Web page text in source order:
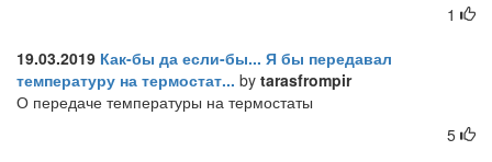
1
19.03.2019 Как-бы да если-бы... Я бы передавал
температуру на термостат... by tarasfrompir
О передаче температуры на термостаты
5